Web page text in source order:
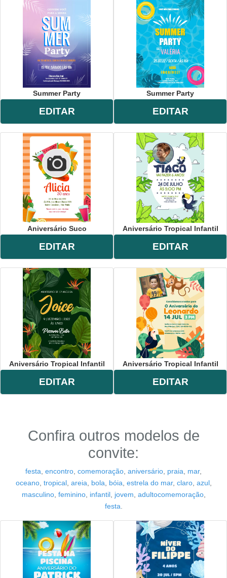
Summer Party
EDITAR
Summer Party
EDITAR
Aniversário Suco
EDITAR
Aniversário Tropical Infantil
EDITAR
Aniversário Tropical Infantil
EDITAR
Aniversário Tropical Infantil
EDITAR
Confira outros modelos de
convite:
festa encontro comemoração aniversário praia mar,
oceano, tropical, areia bola bóia estrela do mar, claro, azul,
masculino, feminino, infantil, jovem adultocomemoração,
festa